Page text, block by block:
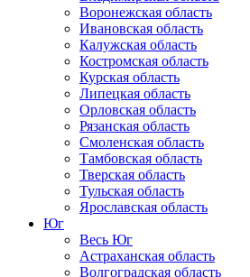
Воронежская область
Ивановская область
Калужская область
Костромская область
Курская область
Липецкая область
Орловская область
Рязанская область
Смоленская область
Тамбовская область
Тверская область
Тульская область
Ярославская область
Юг
Весь Юг
Астраханская область
Волгоградская область